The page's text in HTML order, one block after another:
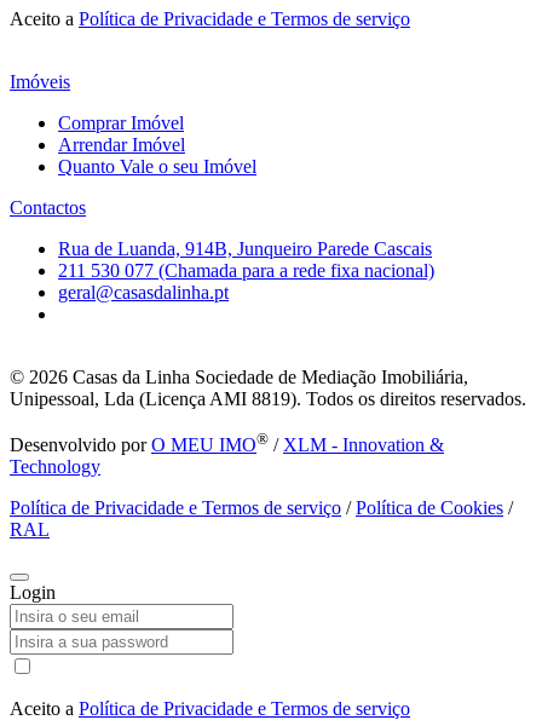
Aceito a Política de Privacidade e Termos de serviço
Imóveis
Comprar Imóvel
Arrendar Imóvel
Quanto Vale o seu Imóvel
Contactos
Rua de Luanda, 914B, Junqueiro Parede Cascais
211 530 077 (Chamada para a rede fixa nacional)
geral@casasdalinha.pt
© 2026 Casas da Linha Sociedade de Mediação Imobiliária,
Unipessoal, Lda (Licença AMI 8819). Todos os direitos reservados.
Desenvolvido porO MEU IMO® / XLM - Innovation &
Technology
Política de Privacidade e Termos de serviço /Política de Cookies /
RAL
Login
Aceito a Política de Privacidade e Termos de serviço